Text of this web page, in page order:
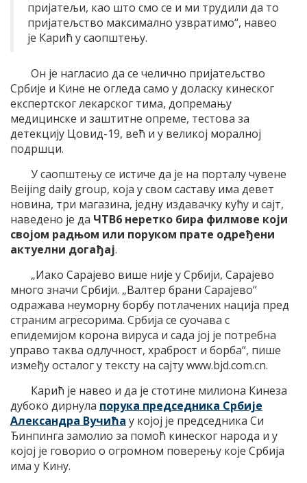
пријатељи, као што смо се и ми трудили да то
пријатељство максимално узвратимо“, навео
је Карић у саопштењу.
Он је нагласио да се челично пријатељство
Србије и Кине не огледа само у доласку кинеског
експертског лекарског тима, допремању
медицинске и заштитне опреме, тестова за
детекцију Цовид-19, већ и у великој моралној
подршци.
У саопштењу се истиче да је на порталу чувене
Beijing daily group, која у свом саставу има девет
новина, три магазина, једну издавачку кућу и сајт,
наведено је да ЧТВ6 неретко бира филмове који
својом радњом или поруком прате одређени
актуелни догађај.
„Иако Сарајево више није у Србији, Сарајево
много значи Србији. „Валтер брани Сарајево“
одражава неуморну борбу потлачених нација пред
страним агресорима. Србија се суочава с
епидемијом корона вируса и сада јој је потребна
управо таква одлучност, храброст и борба“, пише
између осталог у тексту на сајту www.bjd.com.cn.
Карић је навео и да је стотине милиона Кинеза
дубоко дирнула порука председника Србије
Александра Вучића у којој је председника Си
Ђинпинга замолио за помоћ кинеског народа и у
којој је говорио о огромном поверењу које Србија
има у Кину.